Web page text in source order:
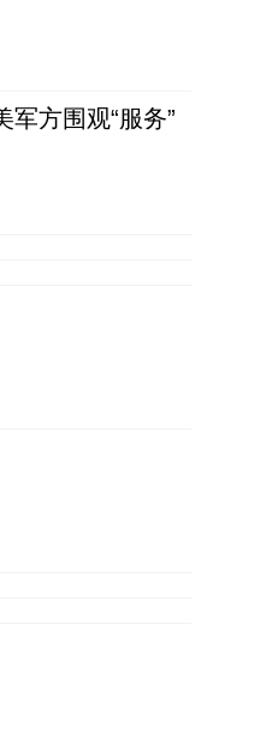
军方围观“服务”